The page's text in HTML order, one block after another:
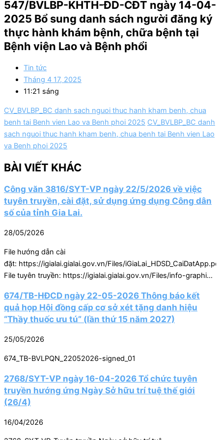
547/BVLBP-KHTH-ĐD-CĐT ngày 14-04-
2025 Bổ sung danh sách người đăng ký
thực hành khám bệnh, chữa bệnh tại
Bệnh viện Lao và Bệnh phổi
Tin tức
Tháng 4 17, 2025
11:21 sáng
CV_BVLBP_BC danh sach nguoi thuc hanh kham benh, chua
benh tai Benh vien Lao va Benh phoi 2025 CV_BVLBP_BC danh
sach nguoi thuc hanh kham benh, chua benh tai Benh vien Lao
va Benh phoi 2025
BÀI VIẾT KHÁC
Công văn 3816/SYT-VP ngày 22/5/2026 về việc
tuyên truyền, cài đặt, sử dụng ứng dụng Công dân
số của tỉnh Gia Lai.
28/05/2026
File hướng dẫn cài
đặt: https://igialai.gialai.gov.vn/Files/
File tuyên truyền: https://igialai.gialai.gov.vn/Files/info-graphic-
dẫn: https://igialai.gialai.gov.vn/Files/VIDEO-IGIALAI.mp4
https://igialai.gialai.gov.vn/Files/VIDEO-IGIALAI.mp4
674/TB-HĐCD ngày 22-05-2026 Thông báo kết
quả họp Hội đồng cấp cơ sở xét tặng danh hiệu
“Thầy thuốc ưu tú” (lần thứ 15 năm 2027)
25/05/2026
674_TB-BVLPQN_22052026-signed_01
2768/SYT-VP ngày 16-04-2026 Tổ chức tuyên
truyền hướng ứng Ngày Sở hữu trí tuệ thế giới
(26/4)
16/04/2026